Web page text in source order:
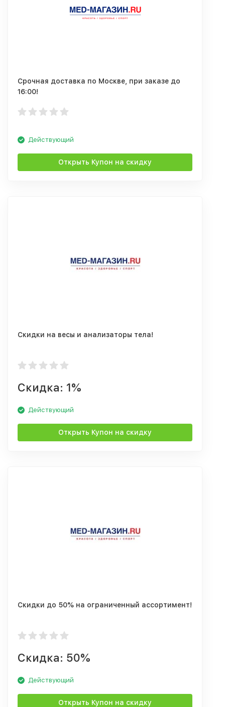
Срочная доставка по Москве, при заказе до
16:00!
Действующий
Открыть Купон на скидку
Скидки на весы и анализаторы тела!
Скидка: 1%
Действующий
Открыть Купон на скидку
Скидки до 50% на ограниченный ассортимент!
Скидка: 50%
Действующий
Открыть Купон на скидку